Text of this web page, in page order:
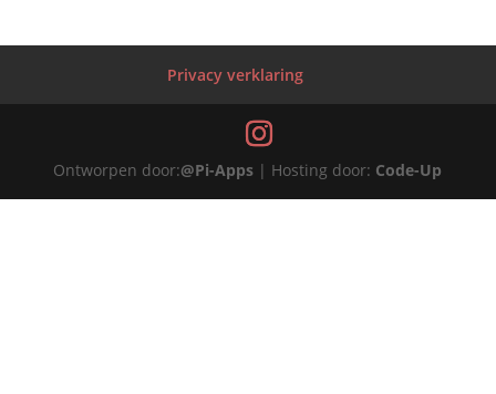
Privacy verklaring
Ontworpen door:@Pi-Apps | Hosting door: Code-Up